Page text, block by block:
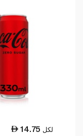
14.75 لكل